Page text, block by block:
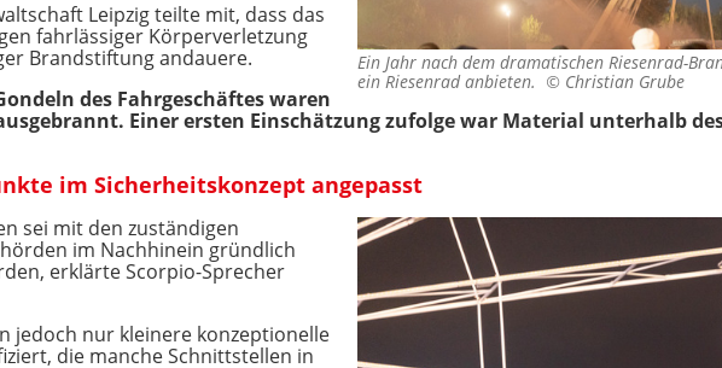
Ein Jahr nach dem dramatischen Riesenrad-
ein Riesenrad anbieten. © Christian Grube
Leipzig teilte mit, dass das
fahrlässiger Körperverletzung
Brandstiftung andauere.
des Fahrgeschäftes waren
Einer ersten Einschätzung zufolge war Material unterhalb
im Sicherheitskonzept angepasst
sei mit den zuständigen
im Nachhinein gründlich
erklärte Scorpio-Sprecher
jedoch nur kleinere konzeptionelle
die manche Schnittstellen in